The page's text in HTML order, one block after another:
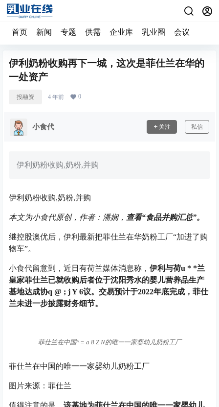
首页 新闻 专题 供需 企业库 乳业圈 会议
伊利奶粉收购再下一城，这次是菲仕兰在华的
一处资产
投融资 4 年前 0
小食代 关注 私信
伊利奶粉收购,奶粉,并购
伊利奶粉收购,奶粉,并购
本文为小食代原创，作者：潘娴， 查看“食品并购汇总”。
继控股澳优后，伊利最新把菲仕兰在华奶粉工厂“加进了购
物车”。
小食代留意到，近日有荷兰媒体消息称， 伊利与荷u * *兰
皇家菲仕兰已就收购后者位于沈阳秀水的婴儿营养品生产
基地达成协q @ ; j Y 6议。交易预计于2022年底完成，菲仕
兰未进一步披露财务细节。
菲仕兰在中国^ = a 8 Z N的唯一一家婴幼儿奶粉工厂
菲仕兰在中国的唯一一家婴幼儿奶粉工厂
图片来源：菲仕兰
值得注意的是， 该基地为菲仕兰在中国的唯一一家婴幼儿